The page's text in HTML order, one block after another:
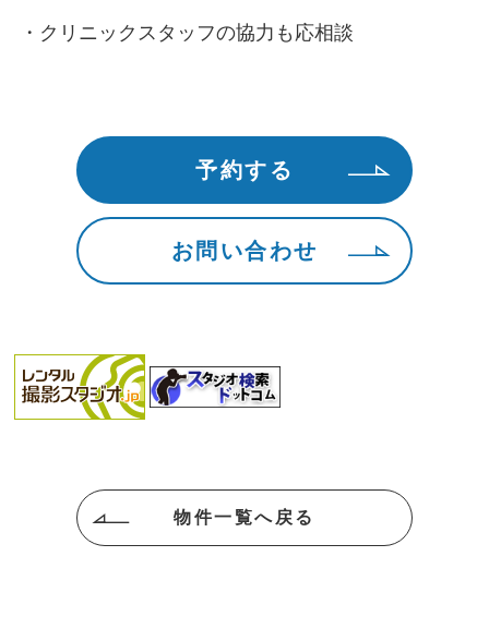
・クリニックスタッフの協力も応相談
予約する
お問い合わせ
物件一覧へ戻る